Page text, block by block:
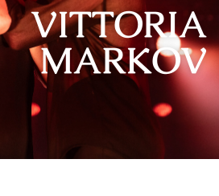
VITTORIA
MARKOV